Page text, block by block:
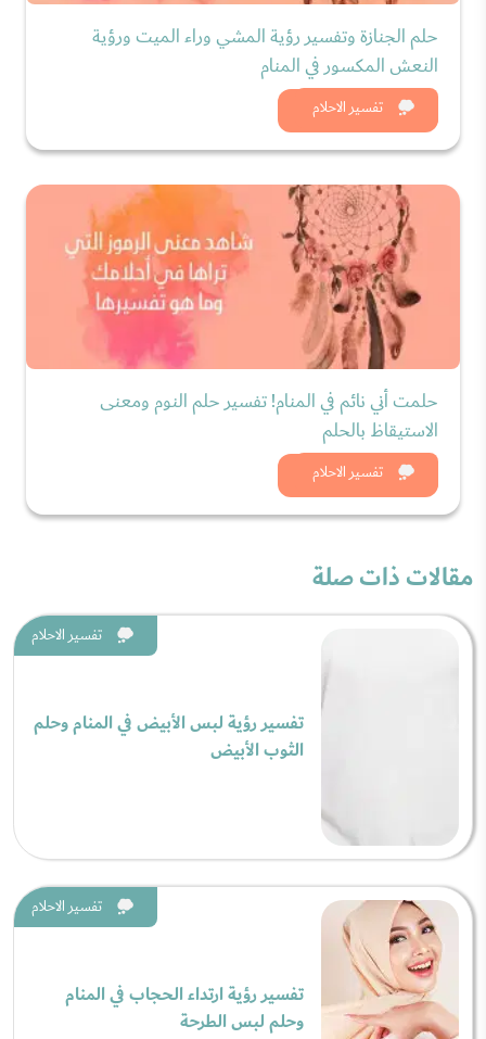
تفسير الاحلام
حلم الجنازة وتفسير رؤية المشي وراء الميت ورؤية
النعش المكسور في المنام
شاهد الان
تفسير الاحلام
حلمت أني نائم في المنام! تفسير حلم النوم ومعنى
الاستيقاظ بالحلم
شاهد الان
مقالات ذات صلة
تفسير الاحلام
تفسير رؤية لبس الأبيض في المنام وحلم
الثوب الأبيض
تفسير الاحلام
تفسير رؤية ارتداء الحجاب في المنام
وحلم لبس الطرحة